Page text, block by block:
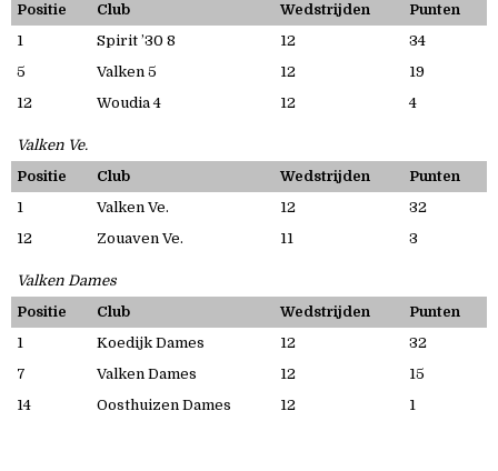
Positie
Club Wedstrijden
Punten
1
Spirit ’30 8 12
34
5
Valken 5 12
19
12
Woudia 4 12 4
Valken Ve.
Positie
Club Wedstrijden
Punten
1
Valken Ve. 12
32
12
Zouaven Ve. 11 3
Valken Dames
Positie
Club Wedstrijden
Punten
1
Koedijk Dames 12
32
7
Valken Dames 12
15
14
Oosthuizen Dames 12 1